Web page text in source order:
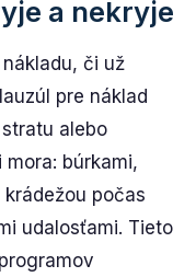
a nekryje
či už
pre náklad
alebo
búrkami,
počas
udalosťami. Tieto